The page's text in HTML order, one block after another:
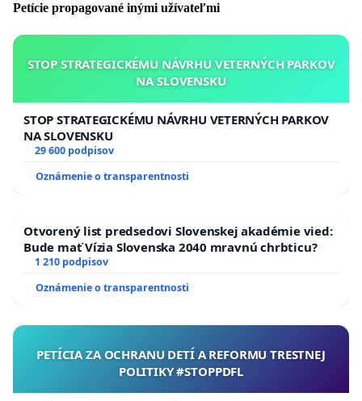
Petície propagované inými užívateľmi
STOP STRATEGICKÉMU NÁVRHU VETERNÝCH PARKOV
NA SLOVENSKU
STOP STRATEGICKÉMU NÁVRHU VETERNÝCH PARKOV
NA SLOVENSKU
29 600 podpisov
Oznámenie o transparentnosti
Otvorený list predsedovi Slovenskej akadémie vied:
Bude mať Vízia Slovenska 2040 mravnú chrbticu?
1 210 podpisov
Oznámenie o transparentnosti
PETÍCIA ZA OCHRANU DETÍ A REFORMU TRESTNEJ
POLITIKY #STOPPDFL